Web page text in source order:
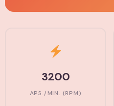
3200
APS./MIN. (RPM)